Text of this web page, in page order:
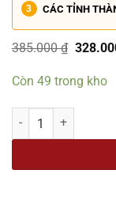
CÁC TỈNH
385.000₫ Giá
385.000
Còn 49 trong kho
HỒI KÝ CỦA